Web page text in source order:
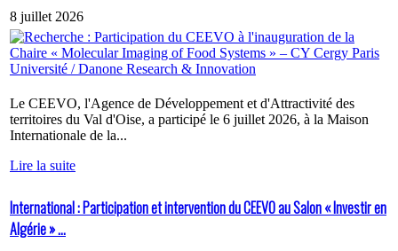
8 juillet 2026
Le CEEVO, l'Agence de Développement et d'Attractivité des
territoires du Val d'Oise, a participé le 6 juillet 2026, à la Maison
Internationale de la...
Lire la suite
International : Participation et intervention du CEEVO au Salon « Investir en
Algérie » ...